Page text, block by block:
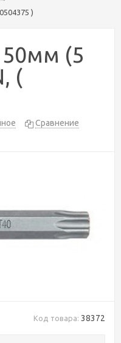
)
50мм (5
(
Сравнение
Код товара: 38372